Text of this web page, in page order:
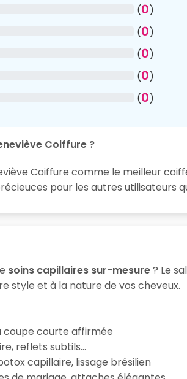
(0)
(0)
(0)
(0)
(0)
Coiffure ?
Coiffure comme le meilleur
pour les autres utilisateurs
soins capillaires sur-mesure? Le
style et à la nature de vos cheveux.
coupe courte affirmée
reflets subtils…
capillaire, lissage brésilien